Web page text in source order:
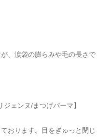
、涙袋の膨らみや毛の長さで
おります。目をぎゅっと閉じ